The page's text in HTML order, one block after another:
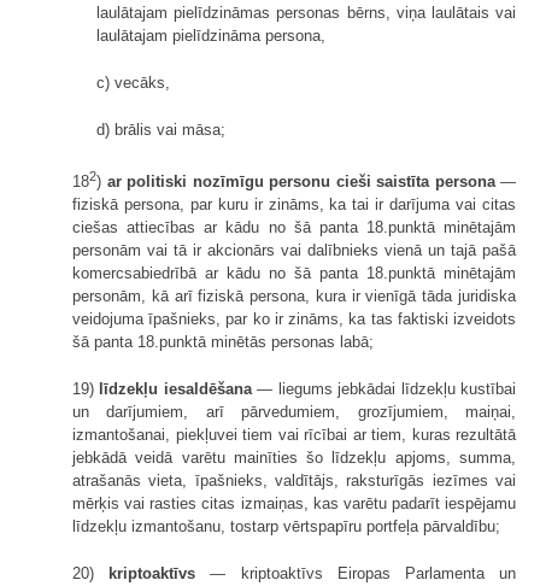
laulātajam pielīdzināmas personas bērns, viņa laulātais vai
laulātajam pielīdzināma persona,
c) vecāks,
d) brālis vai māsa;
182) ar politiski nozīmīgu personu cieši saistīta persona—
fiziskā persona, par kuru ir zināms, ka tai ir darījuma vai citas
ciešas attiecības ar kādu no šā panta 18.punktā minētajām
personām vai tā ir akcionārs vai dalībnieks vienā un tajā pašā
komercsabiedrībā ar kādu no šā panta 18.punktā minētajām
personām, kā arī fiziskā persona, kura ir vienīgā tāda juridiska
veidojuma īpašnieks, par ko ir zināms, ka tas faktiski izveidots
šā panta 18.punktā minētās personas labā;
19) līdzekļu iesaldēšana— liegums jebkādai līdzekļu kustībai
un darījumiem, arī pārvedumiem, grozījumiem, maiņai,
izmantošanai, piekļuvei tiem vai rīcībai ar tiem, kuras rezultātā
jebkādā veidā varētu mainīties šo līdzekļu apjoms, summa,
atrašanās vieta, īpašnieks, valdītājs, raksturīgās iezīmes vai
mērķis vai rasties citas izmaiņas, kas varētu padarīt iespējamu
līdzekļu izmantošanu, tostarp vērtspapīru portfeļa pārvaldību;
20) kriptoaktīvs — kriptoaktīvs Eiropas Parlamenta un